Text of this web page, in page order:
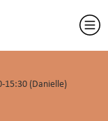
15:30 (Danielle)